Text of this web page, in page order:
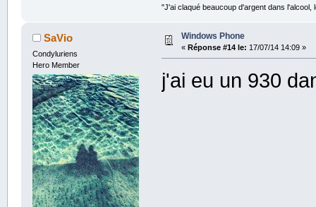
"J'ai claqué beaucoup d'argent dans
SaVio
Condyluriens
Hero Member
Windows Phone
« Réponse #14 le: 17/07/14 14:09 »
j'ai eu un 930